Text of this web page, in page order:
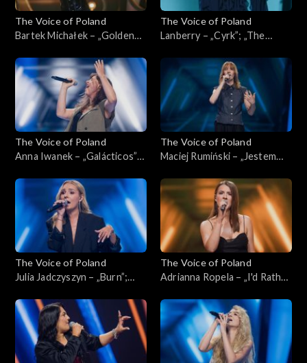
The Voice of Poland
Bartek Michałek – „Golden
Live, 9 listopada 2024
The Voice of Poland
Lanberry – „Cyrk”; „The
listopada 2024
The Voice of Poland
Anna Iwanek – „Galácticos”;
Nokaut, 2 listopada 2024
The Voice of Poland
Maciej Rumiński – „Jestem
Poland”, Nokaut, 2 listopada
2024
The Voice of Poland
Julia Jadczyszyn – „Burn”;
Nokaut, 2 listopada 2024
The Voice of Poland
Adrianna Ropela – „I'd Rather
Poland”, Nokaut, 2 listopada
2024